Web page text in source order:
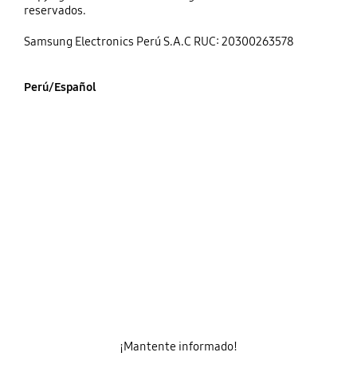
reservados.
Samsung Electronics Perú S.A.C RUC: 20300263578
Perú/Español
¡Mantente informado!